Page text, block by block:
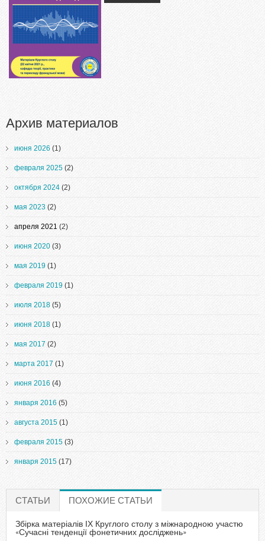
Архив материалов
июня 2026 (1)
февраля 2025 (2)
октября 2024 (2)
мая 2023 (2)
апреля 2021 (2)
июня 2020 (3)
мая 2019 (1)
февраля 2019 (1)
июля 2018 (5)
июня 2018 (1)
мая 2017 (2)
марта 2017 (1)
июня 2016 (4)
января 2016 (5)
августа 2015 (1)
февраля 2015 (3)
января 2015 (17)
СТАТЬИ ПОХОЖИЕ СТАТЬИ
Збірка матеріалів ІХ Круглого столу з міжнародною участю
«Сучасні тенденції фонетичних досліджень»